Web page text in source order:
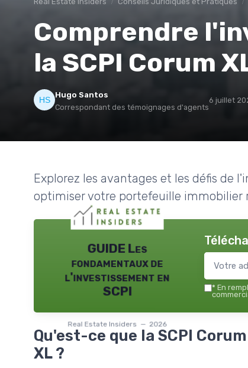
Comprendre
la SCPI Corum
Hugo Santos
Correspondant des témoignages d'agents
6 juillet
Explorez les avantages et les défis de
optimiser votre portefeuille immobilier
GUIDE Les
fondamentaux de
l'investissement en
SCPI
Real Estate Insiders — 2026
* En
Qu'est-ce que la SCPI Corum
XL ?